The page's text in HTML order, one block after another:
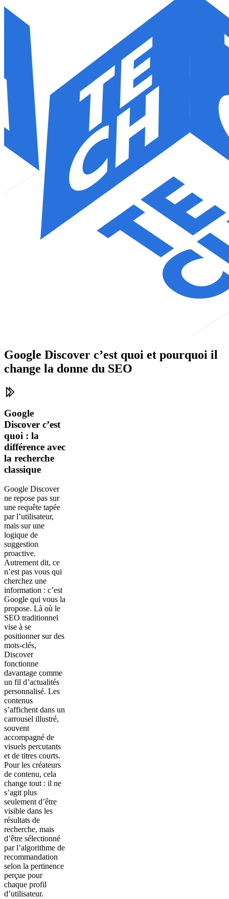
Google Discover c’est quoi et pourquoi il
change la donne du SEO
Google
Discover c’est
quoi : la
différence avec
la recherche
classique
Google Discover
ne repose pas sur
une requête tapée
par l’utilisateur,
mais sur une
logique de
suggestion
proactive.
Autrement dit, ce
n’est pas vous qui
cherchez une
information : c’est
Google qui vous la
propose. Là où le
SEO traditionnel
vise à se
positionner sur des
mots-clés,
Discover
fonctionne
davantage comme
un fil d’actualités
personnalisé. Les
contenus
s’affichent dans un
carrousel illustré,
souvent
accompagné de
visuels percutants
et de titres courts.
Pour les créateurs
de contenu, cela
change tout : il ne
s’agit plus
seulement d’être
visible dans les
résultats de
recherche, mais
d’être sélectionné
par l’algorithme de
recommandation
selon la pertinence
perçue pour
chaque profil
d’utilisateur.